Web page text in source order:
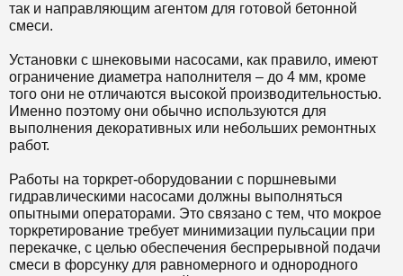
так и направляющим агентом для готовой бетонной
смеси.
Установки с шнековыми насосами, как правило, имеют
ограничение диаметра наполнителя – до 4 мм, кроме
того они не отличаются высокой производительностью.
Именно поэтому они обычно используются для
выполнения декоративных или небольших ремонтных
работ.
Работы на торкрет-оборудовании с поршневыми
гидравлическими насосами должны выполняться
опытными операторами. Это связано с тем, что мокрое
торкретирование требует минимизации пульсации при
перекачке, с целью обеспечения беспрерывной подачи
смеси в форсунку для равномерного и однородного